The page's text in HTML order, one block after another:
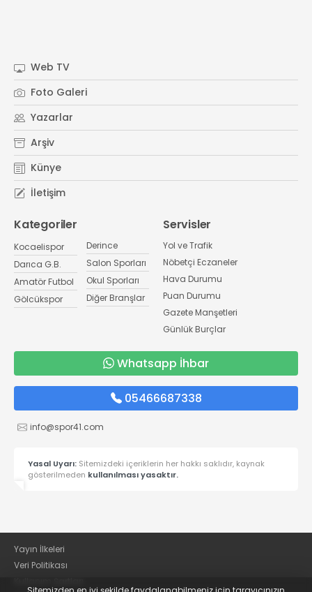
Web TV
Foto Galeri
Yazarlar
Arşiv
Künye
İletişim
Kategoriler
Kocaelispor
Darıca G.B.
Amatör Futbol
Gölcükspor
Derince
Salon Sporları
Okul Sporları
Diğer Branşlar
Servisler
Yol ve Trafik
Nöbetçi Eczaneler
Hava Durumu
Puan Durumu
Gazete Manşetleri
Günlük Burçlar
Whatsapp İhbar
05466687338
info@spor41.com
Yasal Uyarı: Sitemizdeki içeriklerin her hakkı saklıdır, kaynak
gösterilmeden kullanılması yasaktır.
Yayın İlkeleri
Veri Politikası